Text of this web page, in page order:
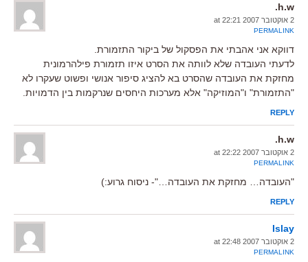
h.w.
2 אוקטובר 2007 at 22:21
PERMALINK
דווקא אני אהבתי את הפסקול של ביקור התזמורת.
לדעתי העובדה שלא לוותה את הסרט איזו תזמורת פילהרמונית
מחזקת את העובדה שהסרט בא להציג סיפור אנושי ופשוט שעקרו לא
"התזמורת" ו"המוזיקה" אלא מערכות היחסים שנרקמות בין הדמויות.
REPLY
h.w.
2 אוקטובר 2007 at 22:22
PERMALINK
"העובדה… מחזקת את העובדה…"- ניסוח גרוע:)
REPLY
Islay
2 אוקטובר 2007 at 22:48
PERMALINK